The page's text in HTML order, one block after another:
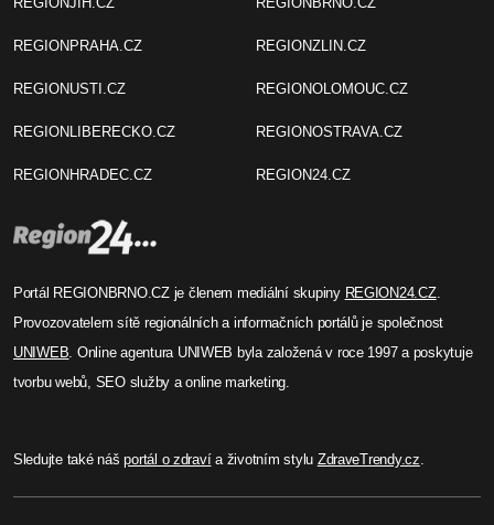
REGIONPRAHA.CZ
REGIONUSTI.CZ
REGIONLIBERECKO.CZ
REGIONHRADEC.CZ
REGIONZLIN.CZ
REGIONOLOMOUC.CZ
REGIONOSTRAVA.CZ
REGION24.CZ
Portál REGIONBRNO.CZ je členem mediální skupiny REGION24.CZ.
Provozovatelem sítě regionálních a informačních portálů je společnost
UNIWEB . Online agentura UNIWEB byla založená v roce 1997 a poskytuje
tvorbu webů, SEO služby a online marketing.
Sledujte také nášportál o zdravía životním stylu ZdraveTrendy.cz